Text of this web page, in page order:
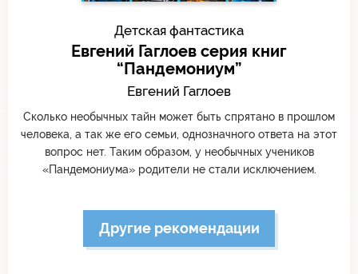
Детская фантастика
Евгений Гаглоев серия книг
“Пандемониум”
Евгений Гаглоев
Сколько необычных тайн может быть спрятано в прошлом
человека, а так же его семьи, однозначного ответа на этот
вопрос нет. Таким образом, у необычных учеников
«Пандемониума» родители не стали исключением.
Другие рекомендации